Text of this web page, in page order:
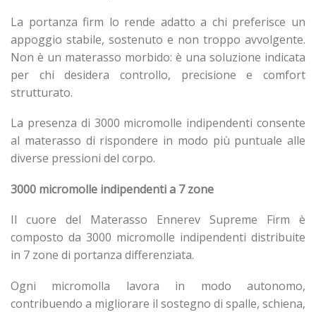
La portanza firm lo rende adatto a chi preferisce un
appoggio stabile, sostenuto e non troppo avvolgente.
Non è un materasso morbido: è una soluzione indicata
per chi desidera controllo, precisione e comfort
strutturato.
La presenza di 3000 micromolle indipendenti consente
al materasso di rispondere in modo più puntuale alle
diverse pressioni del corpo.
3000 micromolle indipendenti a 7 zone
Il cuore del Materasso Ennerev Supreme Firm è
composto da 3000 micromolle indipendenti distribuite
in 7 zone di portanza differenziata.
Ogni micromolla lavora in modo autonomo,
contribuendo a migliorare il sostegno di spalle, schiena,